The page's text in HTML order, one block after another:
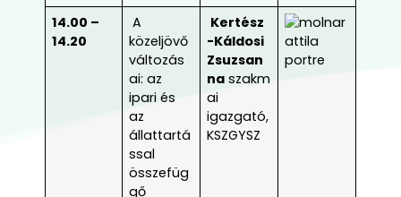
14.00 –
14.20
A
közeljövő
változás
ai: az
ipari és
az
állattartá
ssal
összefüg
gő
Kertész
-Káldosi
Zsuzsan
na szakm
ai
igazgató,
KSZGYSZ